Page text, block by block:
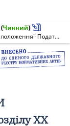
(Чинний)
Про внесення змін до розділу XX "Перехідні положення" Податкового кодексу України щодо відновлення обмеження перебування грального бізнесу на спрощеній системі оподаткування